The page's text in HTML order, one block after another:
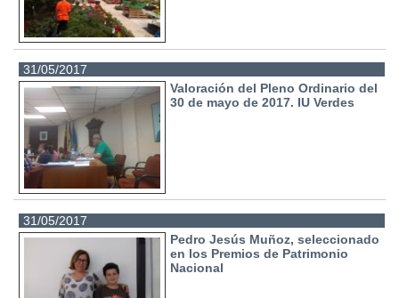
31/05/2017
Valoración del Pleno Ordinario del
30 de mayo de 2017. IU Verdes
31/05/2017
Pedro Jesús Muñoz, seleccionado
en los Premios de Patrimonio
Nacional